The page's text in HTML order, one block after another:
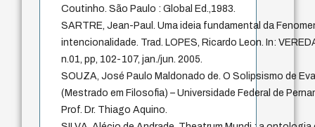
Coutinho. São Paulo : Global Ed.,1983.
SARTRE, Jean-Paul. Uma ideia fundamental da
intencionalidade. Trad. LOPES, Ricardo Leon. In:
n.01, pp, 102-107, jan./jun. 2005.
SOUZA, José Paulo Maldonado de. O Solipsismo de
(Mestrado em Filosofia) – Universidade Federal de
Prof. Dr. Thiago Aquino.